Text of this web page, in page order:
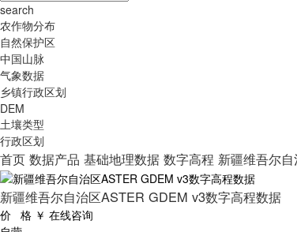
search
农作物分布
自然保护区
中国山脉
气象数据
乡镇行政区划
DEM
土壤类型
行政区划
首页 数据产品 基础地理数据 数字高程 新疆维吾尔
新疆维吾尔自治区ASTER GDEM v3数字高程数据
价 格 ￥ 在线咨询